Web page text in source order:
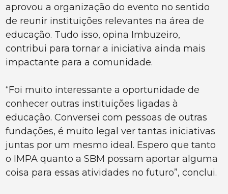
aprovou a organização do evento no sentido
de reunir instituições relevantes na área de
educação. Tudo isso, opina Imbuzeiro,
contribui para tornar a iniciativa ainda mais
impactante para a comunidade.
“Foi muito interessante a oportunidade de
conhecer outras instituições ligadas à
educação. Conversei com pessoas de outras
fundações, é muito legal ver tantas iniciativas
juntas por um mesmo ideal. Espero que tanto
o IMPA quanto a SBM possam aportar alguma
coisa para essas atividades no futuro”, conclui.